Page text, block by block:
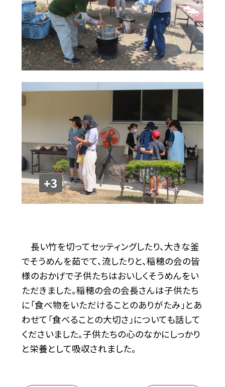
+3
長い竹を切ってセッティングしたり、大きな釜
でそうめんを茹でて、流したりと、稲穂の会の皆
様のおかげで子供たちはおいしくそうめんをい
ただきました。稲穂の会の会長さんは子供たち
に「食べ物をいただけることのありがたみ」とあ
わせて「食べることの大切さ」についても話して
くださいました。子供たちの心のなかにしっかり
と栄養として吸収されました。